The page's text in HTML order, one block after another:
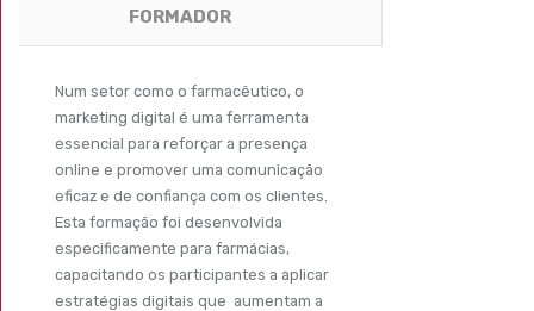
FORMADOR
Num setor como o farmacêutico, o
marketing digital é uma ferramenta
essencial para reforçar a presença
online e promover uma comunicação
eficaz e de confiança com os clientes.
Esta formação foi desenvolvida
especificamente para farmácias,
capacitando os participantes a aplicar
estratégias digitais que aumentam a